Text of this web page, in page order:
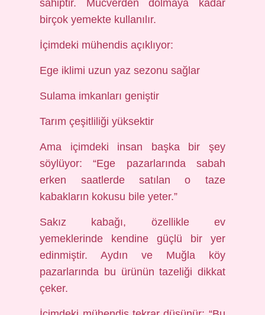
sahiptir. Mücverden dolmaya kadar
birçok yemekte kullanılır.
İçimdeki mühendis açıklıyor:
Ege iklimi uzun yaz sezonu sağlar
Sulama imkanları geniştir
Tarım çeşitliliği yüksektir
Ama içimdeki insan başka bir şey
söylüyor: “Ege pazarlarında sabah
erken saatlerde satılan o taze
kabakların kokusu bile yeter.”
Sakız kabağı, özellikle ev
yemeklerinde kendine güçlü bir yer
edinmiştir. Aydın ve Muğla köy
pazarlarında bu ürünün tazeliği dikkat
çeker.